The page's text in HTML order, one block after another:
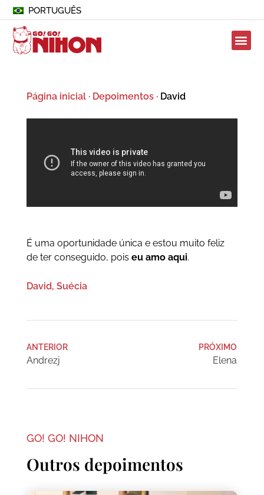
PORTUGUÊS
Página inicial· Depoimentos· David
É uma oportunidade única e estou muito feliz
de ter conseguido, pois eu amo aqui.
David, Suécia
ANTERIOR
Andrezj
PRÓXIMO
Elena
GO! GO! NIHON
Outros depoimentos